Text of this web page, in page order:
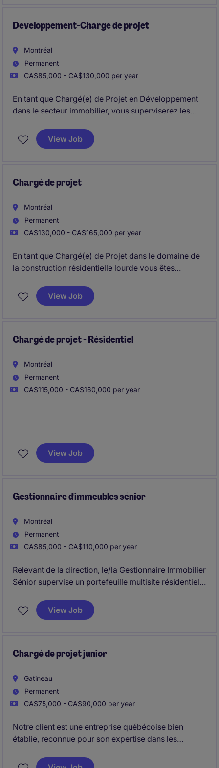
Développement-Chargé de projet
Montréal
Permanent
CA$85,000 - CA$130,000 per year
En tant que Chargé(e) de Projet en Développement
dans le secteur immobilier, vous superviserez les
leur réalisation. Votre rôle consistera à coordonner
les échéanciers des projets et à veiller au respect de
View Job
Chargé de projet
Montréal
Permanent
CA$130,000 - CA$165,000 per year
En tant que Chargé(e) de Projet dans le domaine de
la construction résidentielle lourde vous êtes
efficace des projets de 30M$ a 100M$.
View Job
Chargé de projet - Résidentiel
Montréal
Permanent
CA$115,000 - CA$160,000 per year
au Québec, reconnu pour la réalisation de projets
majeurs en construction (institutionnel, commercial et
qualité de ses équipes.
View Job
Gestionnaire d'immeubles sénior
Montréal
Permanent
CA$85,000 - CA$110,000 per year
Relevant de la direction, le/la Gestionnaire Immobilier
Sénior supervise un portefeuille multisite résidentiel
les opérations, la performance financière et
l'expérience locataire.
site et l'optimisation continue des actifs dans un
View Job
Chargé de projet junior
Gatineau
Permanent
CA$75,000 - CA$90,000 per year
Notre client est une entreprise québécoise bien
établie, reconnue pour son expertise dans les
et institutionnelle. Présente depuis plusieurs